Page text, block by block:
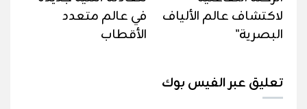
لاكتشاف عالم الألياف
البصرية"
في عالم متعدد
الأقطاب
تعليق عبر الفيس بوك